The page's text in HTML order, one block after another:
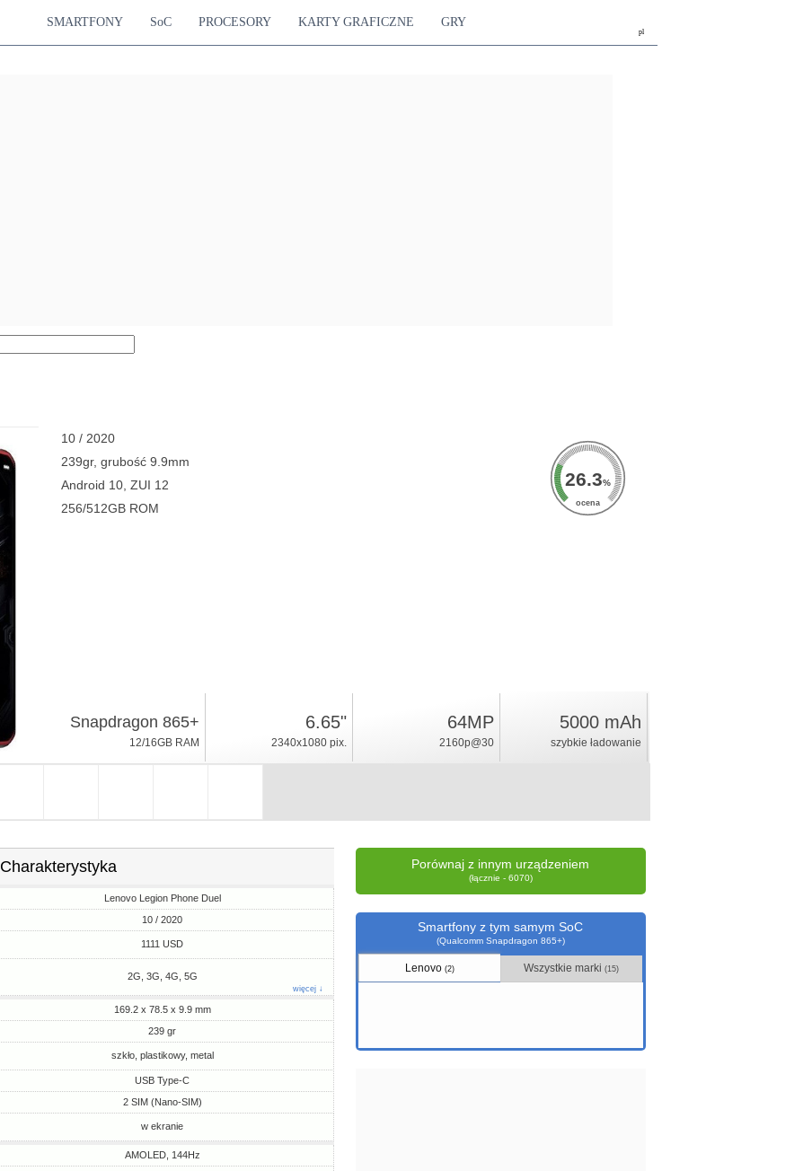
pl
SMARTFONY SoC PROCESORY KARTY GRAFICZNE GRY
10 / 2020
239gr, grubość 9.9mm
Android 10, ZUI 12
256/512GB ROM
26.3%
ocena
Snapdragon 865+
12/16GB RAM
6.65"
2340x1080 pix.
64MP
2160p@30
5000 mAh
szybkie ładowanie
Charakterystyka
Lenovo Legion Phone Duel
10 / 2020
1111 USD
2G, 3G, 4G, 5G
więcej ↓
169.2 x 78.5 x 9.9 mm
239 gr
szkło, plastikowy, metal
USB Type-C
2 SIM (Nano-SIM)
w ekranie
AMOLED, 144Hz
Porównaj z innym urządzeniem
(łącznie - 6070)
Smartfony z tym samym SoC
(Qualcomm Snapdragon 865+)
Lenovo (2) Wszystkie marki(15)